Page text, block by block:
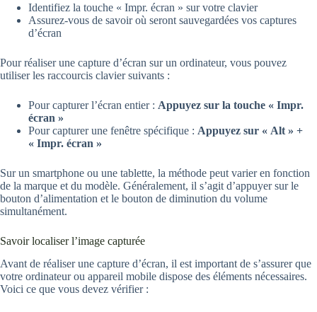
Identifiez la touche « Impr. écran » sur votre clavier
Assurez-vous de savoir où seront sauvegardées vos captures
d’écran
Pour réaliser une capture d’écran sur un ordinateur, vous pouvez
utiliser les raccourcis clavier suivants :
Pour capturer l’écran entier : Appuyez sur la touche « Impr.
écran »
Pour capturer une fenêtre spécifique : Appuyez sur « Alt » +
« Impr. écran »
Sur un smartphone ou une tablette, la méthode peut varier en fonction
de la marque et du modèle. Généralement, il s’agit d’appuyer sur le
bouton d’alimentation et le bouton de diminution du volume
simultanément.
Savoir localiser l’image capturée
Avant de réaliser une capture d’écran, il est important de s’assurer que
votre ordinateur ou appareil mobile dispose des éléments nécessaires.
Voici ce que vous devez vérifier :